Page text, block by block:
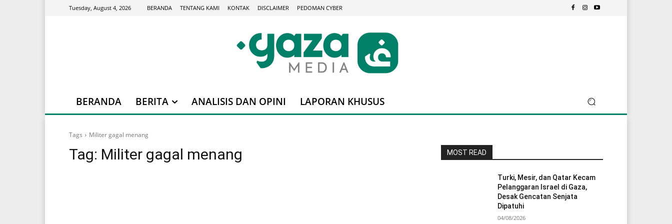
Tuesday, August 4, 2026 BERANDA TENTANG KAMI KONTAK DISCLAIMER PEDOMAN CYBER
BERANDA BERITA ANALISIS DAN OPINI LAPORAN KHUSUS
Tags Militer gagal menang
Tag: Militer gagal menang MOST READ
Turki, Mesir, dan Qatar Kecam
Pelanggaran Israel di Gaza,
Desak Gencatan Senjata
Dipatuhi
04/08/2026